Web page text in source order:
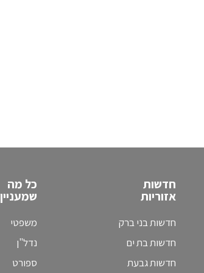
חדשות
אזוריות
חדשות בני ברק
חדשות בת ים
חדשות גבעת
כל מה
שמעניין
משפטי
נדל"ן
ספורט